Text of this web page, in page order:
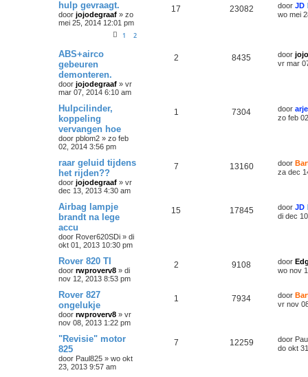
hulp gevraagt.
door jojodegraaf » zo
mei 25, 2014 12:01 pm
1 2
17 23082 door JD
wo mei
ABS+airco
gebeuren
demonteren.
door jojodegraaf » vr
mar 07, 2014 6:10 am
2 8435 door
vr mar
Hulpcilinder,
koppeling
vervangen hoe
door pblom2 » zo feb
02, 2014 3:56 pm
1 7304 door
zo feb
raar geluid tijdens
het rijden??
door jojodegraaf » vr
dec 13, 2013 4:30 am
7 13160 door
za dec
Airbag lampje
brandt na lege
accu
door Rover620SDi » di
okt 01, 2013 10:30 pm
15 17845 door JD
di dec
Rover 820 TI
door rwproverv8 » di
nov 12, 2013 8:53 pm
2 9108 door
wo nov
Rover 827
ongelukje
door rwproverv8 » vr
nov 08, 2013 1:22 pm
1 7934 door
vr nov
"Revisie" motor
825
door Paul825 » wo okt
23, 2013 9:57 am
7 12259 door
do okt